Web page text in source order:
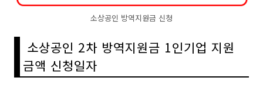
소상공인 방역지원금 신청
소상공인 2차 방역지원금 1인기업 지원
금액 신청일자